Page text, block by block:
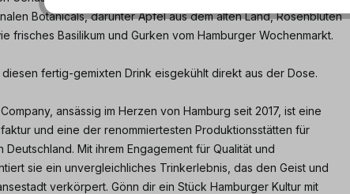
Botanicals, darunter Äpfel aus dem alten Land, Rosenblüten
frisches Basilikum und Gurken vom Hamburger Wochenmarkt.
fertig-gemixten Drink eisgekühlt direkt aus der Dose.
ansässig im Herzen von Hamburg seit 2017, ist eine
und eine der renommiertesten Produktionsstätten für
Deutschland. Mit ihrem Engagement für Qualität und
sie ein unvergleichliches Trinkerlebnis, das den Geist und
verkörpert. Gönn dir ein Stück Hamburger Kultur mit